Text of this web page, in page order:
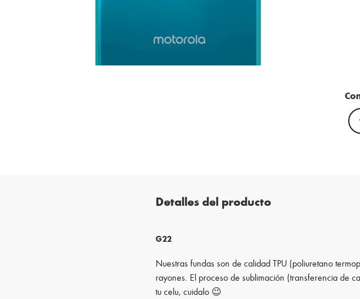
Detalles del producto
G22
Nuestras fundas son de calidad TPU (poliuretano
rayones. El proceso de sublimación (transferencia de
tu celu, cuidalo 😉